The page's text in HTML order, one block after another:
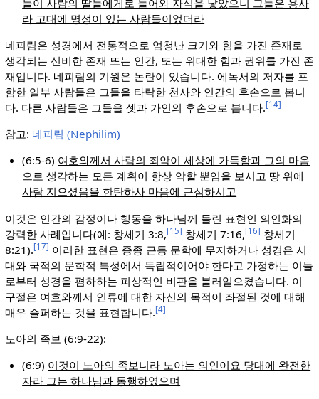
라 고대에 명성이 있는 사람들이었더라
네피림은 성경에서 전통적으로 엄청난 크기와 힘을 가진 존재로
생각되는 신비한 존재 또는 인간, 또는 위대한 힘과 권위를 가진 존
재입니다. 네피림의 기원은 논란이 있습니다. 에녹서의 저자를 포
함한 일부 사람들은 그들을 타락한 천사와 인간의 후손으로 봅니
다. 다른 사람들은 그들을 셋과 가인의 후손으로 봅니다.[14]
참고: 네피림 (Nephilim)
(6:5-6) 여호와께서 사람의 죄악이 세상에 가득함과 그의 마음
으로 생각하는 모든 계획이 항상 악할 뿐임을 보시고 땅 위에
사람 지으셨음을 한탄하사 마음에 근심하시고
이것은 인간의 감정이나 행동을 하나님께 돌린 표현인 의인화의
강력한 사례입니다(예: 창세기 3:8,[15] 창세기 7:16,[16] 창세기
8:21).[17] 이러한 표현은 종종 근동 문학에 무지하거나 성경은 시
대와 국적의 문학적 특성에서 독립적이어야 한다고 가정하는 이들
로부터 성경을 폄하하는 피상적인 비판을 불러일으켰습니다. 이
구절은 여호와께서 인류에 대한 자신의 목적이 좌절된 것에 대해
매우 슬퍼하는 것을 표현합니다.[4]
노아의 족보 (6:9-22):
(6:9) 이것이 노아의 족보니라 노아는 의인이요 당대에 완전한
자라 그는 하나님과 동행하였으며